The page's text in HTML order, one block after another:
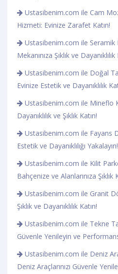
Ustasibenim.com ile Cam
Hizmeti: Evinize Zarafet Katın!
Ustasibenim.com ile
Mekanınıza Şıklık ve Dayanıklılık
Ustasibenim.com ile Doğal
Evinize Estetik ve Dayanıklılık
Ustasibenim.com ile Mineflo
Dayanıklılık ve Şıklık Katın!
Ustasibenim.com ile Fayans
Estetik ve Dayanıklılığı Yakalayın!
Ustasibenim.com ile Kilit
Bahçenize ve Alanlarınıza Şıklık
Ustasibenim.com ile Granit
Şıklık ve Dayanıklılık Katın!
Ustasibenim.com ile Tekne
Güvenle Yenileyin ve
Ustasibenim.com ile Deniz
Deniz Araçlarınızı Güvenle